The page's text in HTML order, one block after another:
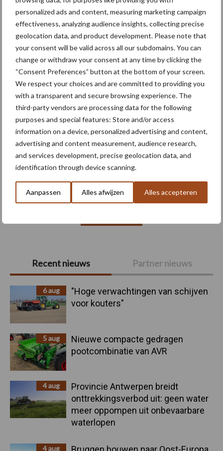
personalized ads and content, measuring marketing campaign
effectiveness, analyzing audience insights, collecting precise
geolocation data, and product development. Please note that
your consent will be valid across all our subdomains. You can
change or withdraw your consent at any time by clicking the
“Consent Preferences” button at the bottom of your screen.
We respect your choices and are committed to providing you
with a transparent and secure browsing experience. The
third-party vendors are processing data for the following
purposes and special features: Store and/or access
information on a device, personalized advertising and content,
advertising and content measurement, audience research,
and services development, precise geolocation data, and
identification through device scanning.
Aanpassen Alles afwijzen Alles accepteren
Primaire
Sidebar
Recent nieuws Partner nieuws
6 aug
"Hoge verwachtingen van schijven
voor kouters"
5 aug
Nieuwe compacte gedragen
pootcombinatie van AVR
4 aug
Provincie Antwerpen breidt
onttrekkingsverbod uit: geen water
meer oppompen uit onbevaarbare
waterlopen
4 aug
oppompen uit onbevaarbare
waterlopen
Meer lezen over:
Maak uw keuze
Machines Duurzaamheid